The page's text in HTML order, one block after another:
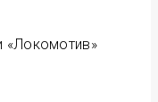
«Локомотив»